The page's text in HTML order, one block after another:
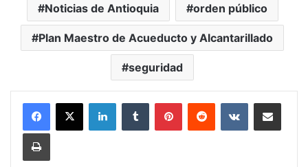
Noticias de Antioquia orden público
Plan Maestro de Acueducto y Alcantarillado
seguridad
LinkedInTumblr PinterestReddit VKontakteCompartir vía Mail
Print